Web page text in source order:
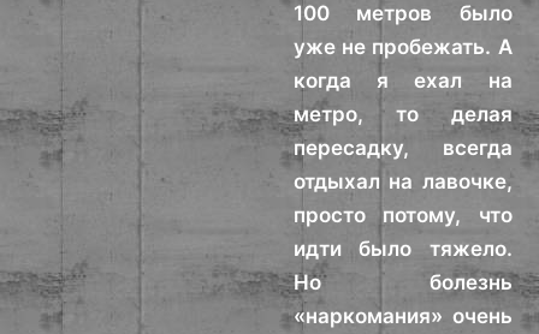
100 метров было
уже не пробежать. А
когда я ехал на
метро, то делая
пересадку, всегда
отдыхал на лавочке,
просто потому, что
идти было тяжело.
Но болезнь
«наркомания» очень